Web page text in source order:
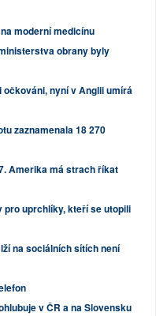
moderní medicínu
obrany byly
nyní v Anglii umírá
zaznamenala 18 270
Amerika má strach říkat
pro uprchlíky, kteří se utopili
na sociálních sítích není
v ČR a na Slovensku